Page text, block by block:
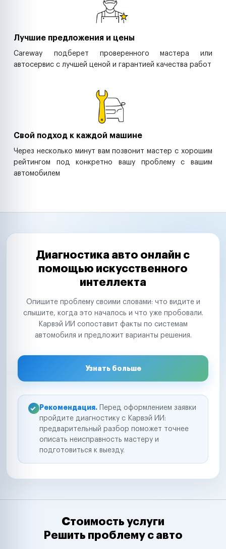
Лучшие предложения и цены
Careway подберет проверенного мастера или
автосервис с лучшей ценой и гарантией качества работ
Свой подход к каждой машине
Через несколько минут вам позвонит мастер с хорошим
рейтингом под конкретно вашу проблему с вашим
автомобилем
Диагностика авто онлайн с
помощью искусственного
интеллекта
Опишите проблему своими словами: что видите и
слышите, когда это началось и что уже пробовали.
Карвэй ИИ сопоставит факты по системам
автомобиля и предложит варианты решения.
Узнать больше
Рекомендация. Перед оформлением заявки
пройдите диагностику с Карвэй ИИ:
предварительный разбор поможет точнее
описать неисправность мастеру и
подготовиться к выезду.
Стоимость услуги
Решить проблему с авто